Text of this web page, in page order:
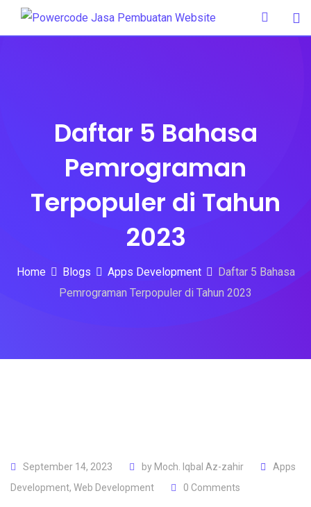
Daftar 5 Bahasa
Pemrograman
Terpopuler di Tahun
2023
Home Blogs Apps Development
Daftar 5 Bahasa
Pemrograman Terpopuler di Tahun 2023
September 14, 2023 by Moch. Iqbal Az-zahir
Apps
Development, Web Development 0 Comments